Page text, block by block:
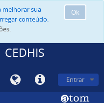
Ok
melhorar sua
conteúdo.
CEDHIS
Entrar